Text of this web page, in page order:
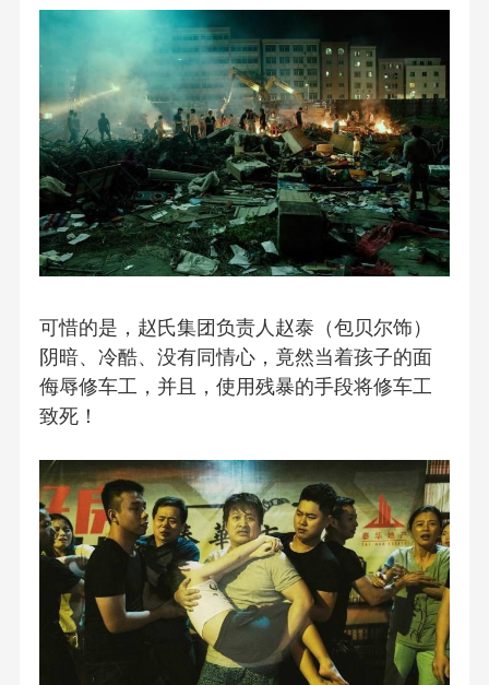
可惜的是，赵氏集团负责人赵泰（包贝尔饰）
阴暗、冷酷、没有同情心，竟然当着孩子的面
侮辱修车工，并且，使用残暴的手段将修车工
致死！